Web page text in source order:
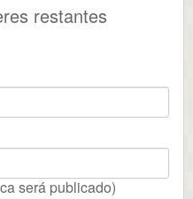
restantes
será publicado)